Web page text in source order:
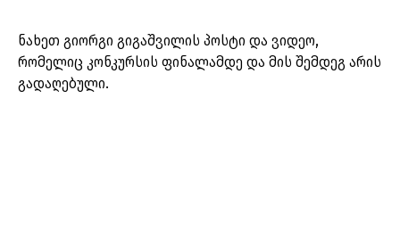
ნახეთ გიორგი გიგაშვილის პოსტი და ვიდეო,
რომელიც კონკურსის ფინალამდე და მის შემდეგ არის
გადაღებული.